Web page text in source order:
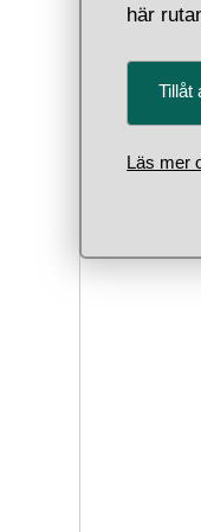
här
Tillåt
Läs mer